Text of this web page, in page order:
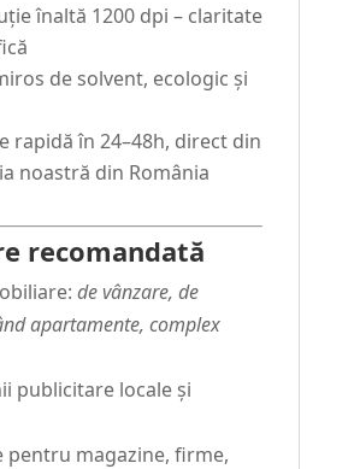
înaltă 1200 dpi – claritate
de solvent, ecologic și
rapidă în 24–48h, direct din
noastră din România
recomandată
de vânzare, de
apartamente, complex
publicitare locale și
pentru magazine, firme,